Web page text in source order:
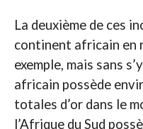
La deuxième de ces
continent africain en
exemple, mais sans
africain possède
totales d’or dans le
l’Afrique du Sud